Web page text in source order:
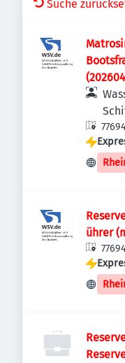
Suche
ührer